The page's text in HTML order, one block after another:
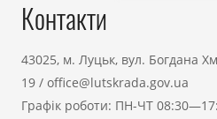
Контакти
43025, м. Луцьк, вул. Богдана
19 / office@lutskrada.gov.ua
Графік роботи: ПН-ЧТ